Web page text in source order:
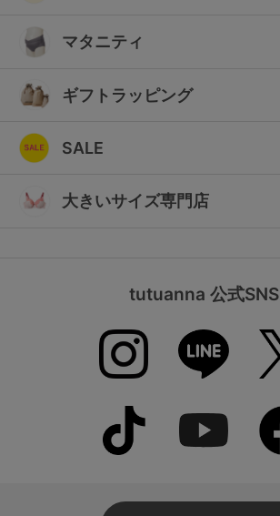
マタニティ
ギフトラッピング
SALE
大きいサイズ専門店
tutuanna 公式SNS